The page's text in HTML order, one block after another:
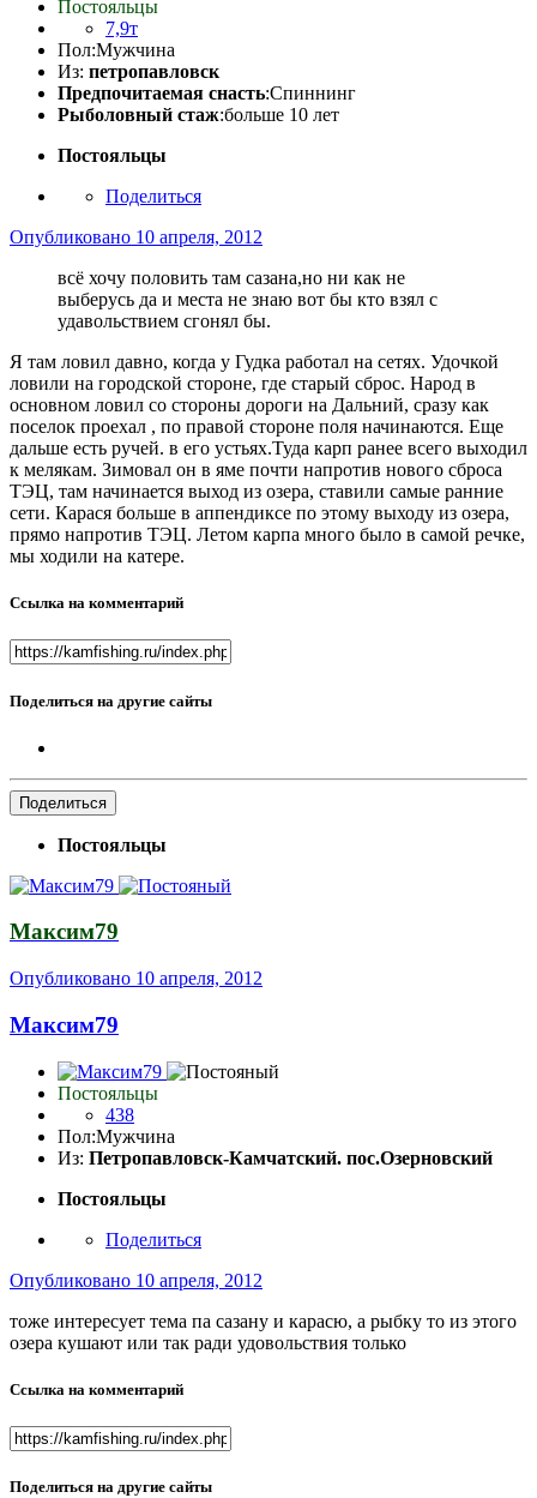
Постояльцы
7,9т
Пол:Мужчина
Из: петропавловск
Предпочитаемая снасть:Спиннинг
Рыболовный стаж:больше 10 лет
Постояльцы
Поделиться
Опубликовано 10 апреля, 2012
всё хочу половить там сазана,но ни как не
выберусь да и места не знаю вот бы кто взял с
удавольствием сгонял бы.
Я там ловил давно, когда у Гудка работал на сетях. Удочкой
ловили на городской стороне, где старый сброс. Народ в
основном ловил со стороны дороги на Дальний, сразу как
поселок проехал , по правой стороне поля начинаются. Еще
дальше есть ручей. в его устьях.Туда карп ранее всего выходил
к мелякам. Зимовал он в яме почти напротив нового сброса
ТЭЦ, там начинается выход из озера, ставили самые ранние
сети. Карася больше в аппендиксе по этому выходу из озера,
прямо напротив ТЭЦ. Летом карпа много было в самой речке,
мы ходили на катере.
Ссылка на комментарий
Поделиться на другие сайты
Поделиться
Постояльцы
Максим79
Опубликовано 10 апреля, 2012
Максим79
Постояльцы
438
Пол:Мужчина
Из: Петропавловск-Камчатский. пос.Озерновский
Постояльцы
Поделиться
Опубликовано 10 апреля, 2012
тоже интересует тема па сазану и карасю, а рыбку то из этого
озера кушают или так ради удовольствия только
Ссылка на комментарий
Поделиться на другие сайты